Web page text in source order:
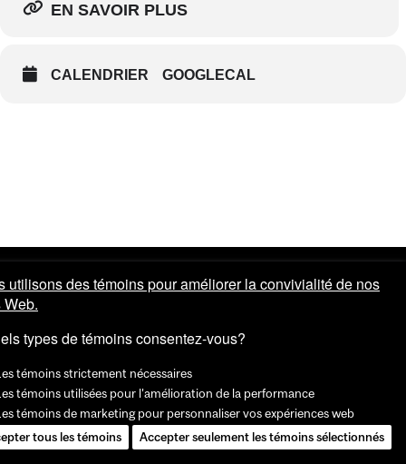
EN SAVOIR PLUS
CALENDRIER GOOGLECAL
utilisons des témoins pour améliorer la convivialité de nos
types de témoins consentez-vous?
témoins strictement nécessaires
témoins utilisées pour l'amélioration de la performance
témoins de marketing pour personnaliser vos expériences web
tous les témoins
Accepter seulement les témoins sélectionnés